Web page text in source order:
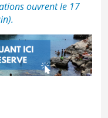
ouvrent le 17